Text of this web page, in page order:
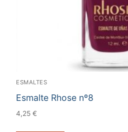
ESMALTES
Esmalte Rhose nº8
4,25 €